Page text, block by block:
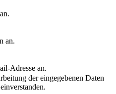
an.
Adresse an.
der eingegebenen Daten
einverstanden.